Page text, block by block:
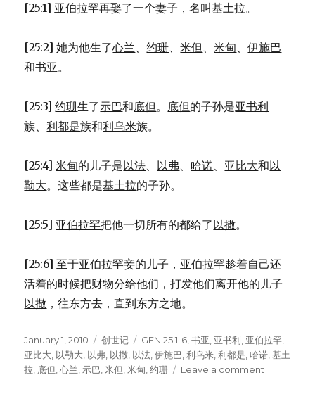
[25:1] 亚伯拉罕再娶了一个妻子，名叫基土拉。
[25:2] 她为他生了心兰、约珊、米但 、米甸、伊施巴
和书亚。
[25:3]约珊生了示巴和底但。 底但的子孙是亚书利
族、利都是族和利乌米族。
[25:4]米甸的儿子是以法、 以弗、 哈诺、 亚比大和以
勒大。这些都是基土拉的子孙。
[25:5] 亚伯拉罕把他一切所有的都给了以撒。
[25:6] 至于亚伯拉罕妾的儿子， 亚伯拉罕趁着自己还
活着的时候把财物分给他们，打发他们离开他的儿子
以撒 ，往东方去，直到东方之地。
Posted
on
January 1, 2010 Categories
创世记 Tags
GEN 25:1-6 ,书亚 亚书利 亚伯拉罕
亚比大 以勒大 以弗 以撒 以法 ,伊施巴 ,利乌米 ,利都是 ,哈诺 ,基土
拉 底但 ,心兰 示巴 ,米但 ,米甸 ,约珊 Leave a comment